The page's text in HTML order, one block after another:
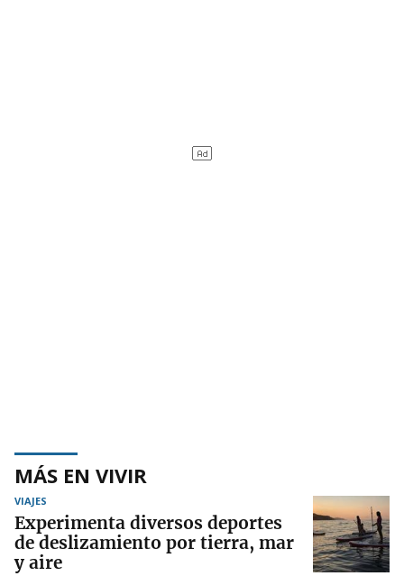
MÁS EN VIVIR
VIAJES
Experimenta diversos deportes
de deslizamiento por tierra, mar
y aire